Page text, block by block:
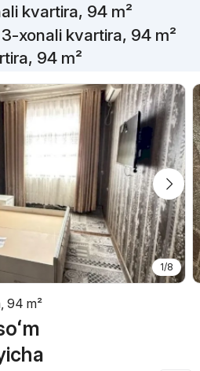
kvartira, 94 m²
xonali kvartira, 94 m²
94 m²
1/8
94 m²